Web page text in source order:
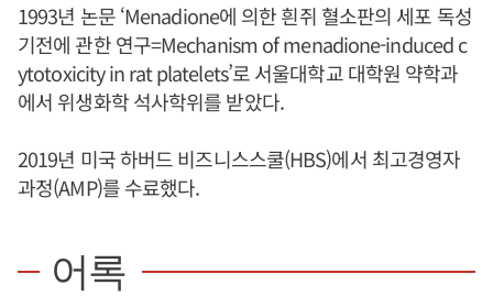
1993년 논문 ‘Menadione에 의한 흰쥐 혈소판의 세포 독성
기전에 관한 연구=Mechanism of menadione-induced c
ytotoxicity in rat platelets’로 서울대학교 대학원 약학과
에서 위생화학 석사학위를 받았다.
2019년 미국 하버드 비즈니스스쿨(HBS)에서 최고경영자
과정(AMP)를 수료했다.
어록